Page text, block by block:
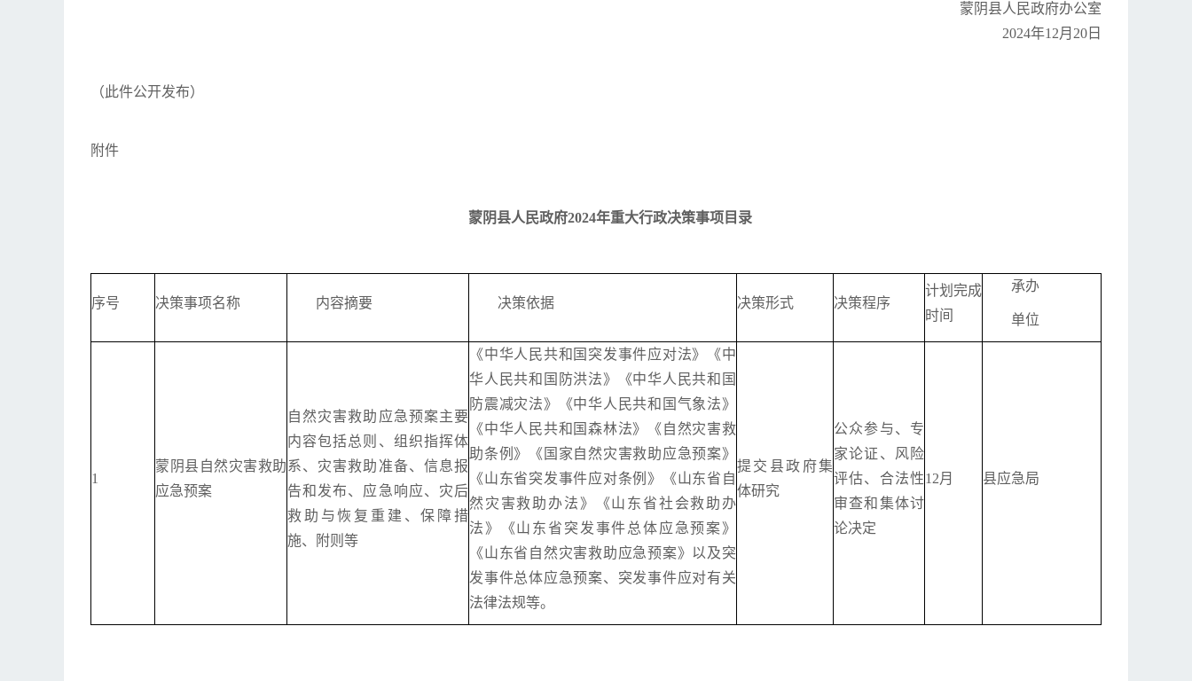
蒙阴县人民政府办公室
2024年12月20日
（此件公开发布）
附件
蒙阴县人民政府2024年重大行政决策事项目录
序号 决策事项名称 内容摘要 决策依据 决策形式 决策程序
计划完成
时间
承办
单位
1
蒙阴县自然灾害救助
应急预案
自然灾害救助应急预案主要
内容包括总则、组织指挥体
系、灾害救助准备、信息报
告和发布、应急响应、灾后
救助与恢复重建、保障措
施、附则等
《中华人民共和国突发事件应对法》《中
华人民共和国防洪法》《中华人民共和国
防震减灾法》《中华人民共和国气象法》
《中华人民共和国森林法》《自然灾害救
助条例》《国家自然灾害救助应急预案》
《山东省突发事件应对条例》《山东省自
然灾害救助办法》《山东省社会救助办
法》《山东省突发事件总体应急预案》
《山东省自然灾害救助应急预案》以及突
发事件总体应急预案、突发事件应对有关
法律法规等。
提交县政府集
体研究
公众参与、专
家论证、风险
评估、合法性
审查和集体讨
论决定
12月 县应急局